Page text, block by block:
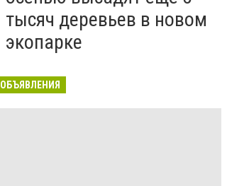
тысяч деревьев в новом
экопарке
ОБЪЯВЛЕНИЯ